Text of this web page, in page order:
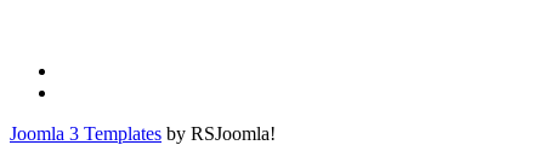
Joomla 3 Templates by RSJoomla!